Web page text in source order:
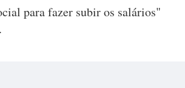
para fazer subir os salários"